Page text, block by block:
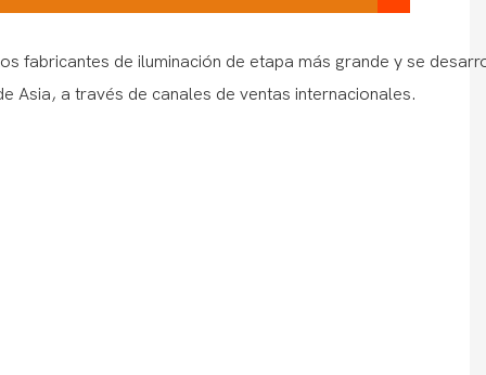
fabricantes de iluminación de etapa más grande y se
Asia, a través de canales de ventas internacionales.